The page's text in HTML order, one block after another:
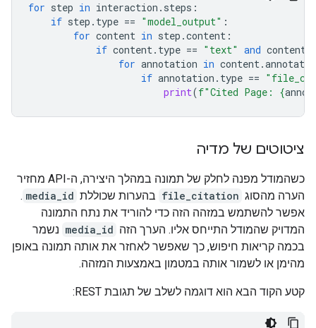
for step in interaction . steps :
if step . type == "model_output" :
for content in step .content :
if content. type == "text" and content
for annotation in content.
if annotation . type ==
print(f"Cited Page: {
ציטוטים של מדיה
כשהמודל מפנה לחלק של תמונה במהלך היצירה, ה-API מחזיר
הערה מהסוג file_citation בהערות שכוללת media_id
.
אפשר להשתמש במזהה הזה כדי להוריד את נתח התמונה
המדויק שהמודל התייחס אליו. הערך הזה media_id נשמר
בכמה קריאות חיפוש, כך שאפשר לאחזר את אותה תמונה באופן
מהימן או לשמור אותה במטמון באמצעות המזהה.
קטע הקוד הבא הוא דוגמה לשלב של תגובת REST: